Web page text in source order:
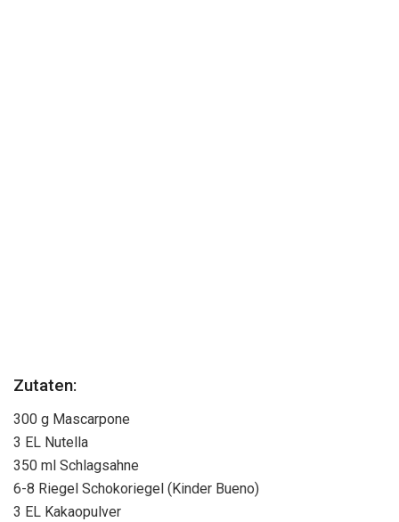
Zutaten:
300 g Mascarpone
3 EL Nutella
350 ml Schlagsahne
6-8 Riegel Schokoriegel (Kinder Bueno)
3 EL Kakaopulver